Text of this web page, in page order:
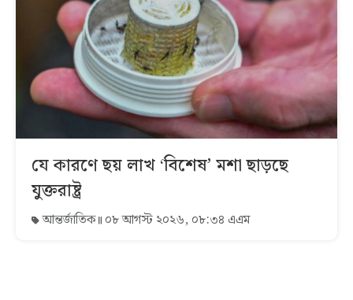
যে কারণে ছয় লাখ ‘বিশেষ’ মশা ছাড়ছে
যুক্তরাষ্ট্র
আন্তর্জাতিক ০৮ আগস্ট ২০২৬, ০৮:৩৪ এএম